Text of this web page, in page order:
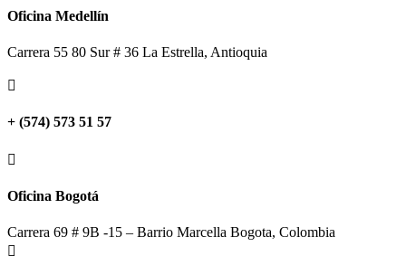
Oficina Medellín
Carrera 55 80 Sur # 36 La Estrella, Antioquia

+ (574) 573 51 57

Oficina Bogotá
Carrera 69 # 9B -15 – Barrio Marcella Bogota, Colombia
